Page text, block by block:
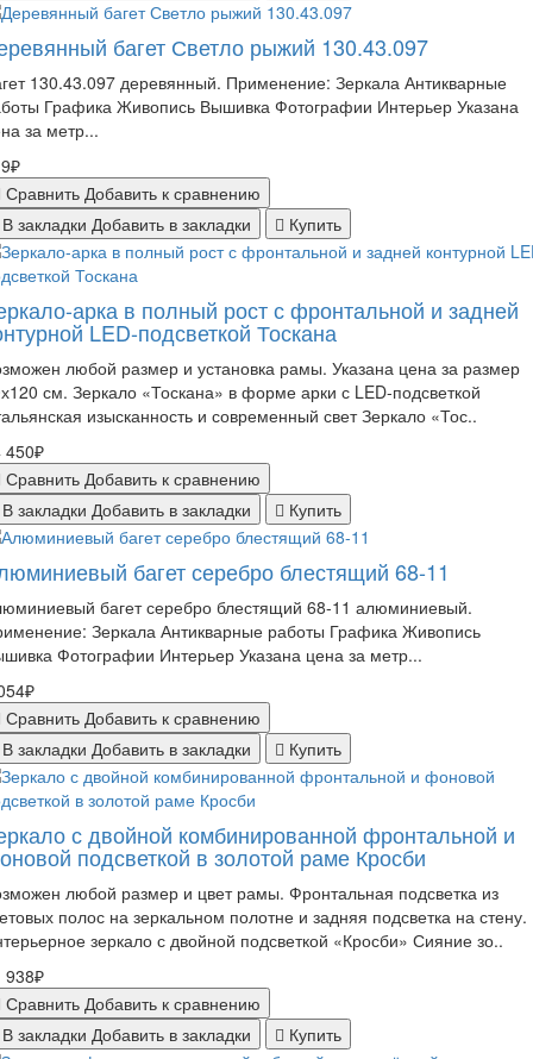
багет Светло рыжий 130.43.097
130.43.097 деревянный. Применение: Зеркала Антикварные
Графика Живопись Вышивка Фотографии Интерьер Указана
за метр...
Сравнить Добавить к сравнению
закладки Добавить в закладки Купить
арка в полный рост с фронтальной и задней
LED-подсветкой Тоскана
любой размер и установка рамы. Указана цена за размер
см. Зеркало «Тоскана» в форме арки с LED-подсветкой
изысканность и современный свет Зеркало «Тос..
450₽
Сравнить Добавить к сравнению
закладки Добавить в закладки Купить
багет серебро блестящий 68-11
багет серебро блестящий 68-11 алюминиевый.
Зеркала Антикварные работы Графика Живопись
Фотографии Интерьер Указана цена за метр...
Сравнить Добавить к сравнению
закладки Добавить в закладки Купить
с двойной комбинированной фронтальной и
подсветкой в золотой раме Кросби
любой размер и цвет рамы. Фронтальная подсветка из
полос на зеркальном полотне и задняя подсветка на стену.
зеркало с двойной подсветкой «Кросби» Сияние зо..
938₽
Сравнить Добавить к сравнению
закладки Добавить в закладки Купить